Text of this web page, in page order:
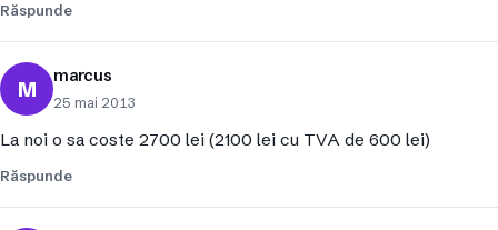
Răspunde
M marcus
25 mai 2013
La noi o sa coste 2700 lei (2100 lei cu TVA de 600 lei)
Răspunde